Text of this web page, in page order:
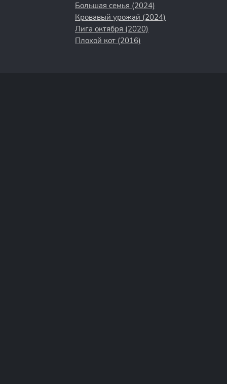
Большая семья (2024)
Кровавый урожай (2024)
Лига октября (2020)
Плохой кот (2016)